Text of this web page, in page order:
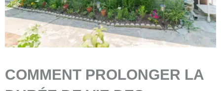
COMMENT PROLONGER LA